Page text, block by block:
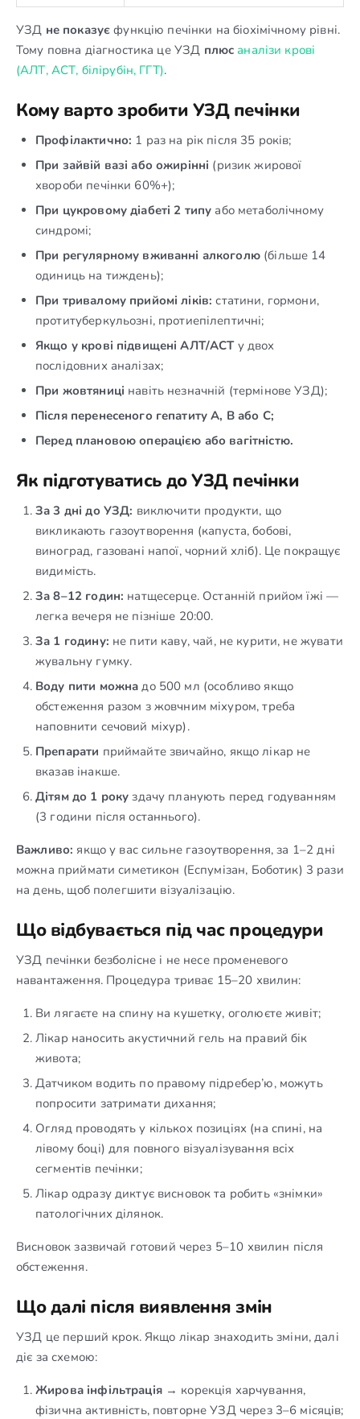
УЗД не показує функцію печінки на біохімічному рівні.
Тому повна діагностика це УЗД плюс аналізи крові
(АЛТ, АСТ, білірубін, ГГТ).
Кому варто зробити УЗД печінки
Профілактично: 1 раз на рік після 35 років;
При зайвій вазі або ожирінні (ризик жирової
хвороби печінки 60%+);
При цукровому діабеті 2 типу або метаболічному
синдромі;
При регулярному вживанні алкоголю(більше 14
одиниць на тиждень);
При тривалому прийомі ліків: статини, гормони,
протитуберкульозні, протиепілептичні;
Якщо у крові підвищені АЛТ/АСТу двох
послідовних аналізах;
При жовтяниці навіть незначній (термінове УЗД);
Після перенесеного гепатиту А, В або С;
Перед плановою операцією або вагітністю.
Як підготуватись до УЗД печінки
За 3 дні до УЗД: виключити продукти, що
викликають газоутворення (капуста, бобові,
виноград, газовані напої, чорний хліб). Це покращує
видимість.
За 8–12 годин: натщесерце. Останній прийом їжі —
легка вечеря не пізніше 20:00.
За 1 годину: не пити каву, чай, не курити, не жувати
жувальну гумку.
Воду пити можна до 500 мл (особливо якщо
обстеження разом з жовчним міхуром, треба
наповнити сечовий міхур).
Препарати приймайте звичайно, якщо лікар не
вказав інакше.
Дітям до 1 року здачу планують перед годуванням
(3 години після останнього).
Важливо: якщо у вас сильне газоутворення, за 1–2 дні
можна приймати симетикон (Еспумізан, Боботик) 3 рази
на день, щоб полегшити візуалізацію.
Що відбувається під час процедури
УЗД печінки безболісне і не несе променевого
навантаження. Процедура триває 15–20 хвилин:
Ви лягаєте на спину на кушетку, оголюєте живіт;
Лікар наносить акустичний гель на правий бік
живота;
Датчиком водить по правому підребер’ю, можуть
попросити затримати дихання;
Огляд проводять у кількох позиціях (на спині, на
лівому боці) для повного візуалізування всіх
сегментів печінки;
Лікар одразу диктує висновок та робить «знімки»
патологічних ділянок.
Висновок зазвичай готовий через 5–10 хвилин після
обстеження.
Що далі після виявлення змін
УЗД це перший крок. Якщо лікар знаходить зміни, далі
діє за схемою:
Жирова інфільтрація→ корекція харчування,
фізична активність, повторне УЗД через 3–6 місяців;